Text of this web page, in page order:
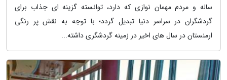
ساله و مردم مهمان نوازی که دارد، توانسته گزینه ای جذاب برای
گردشگران در سراسر دنیا تبدیل گردد؛ با توجه به نقش پر رنگی
ارمنستان در سال های اخیر در زمینه گردشگری داشته...